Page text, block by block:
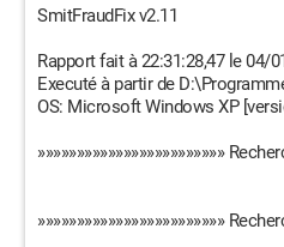
SmitFraudFix v2.11
Rapport fait à 22:31:28,47 le 04/
Executé à partir de
OS: Microsoft Windows XP
»»»»»»»»»»»»»»»»»»»»»»»»
»»»»»»»»»»»»»»»»»»»»»»»»